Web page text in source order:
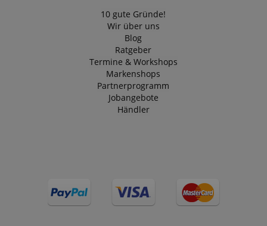
10 gute Gründe!
Wir über uns
Blog
Ratgeber
Termine & Workshops
Markenshops
Partnerprogramm
Jobangebote
Händler